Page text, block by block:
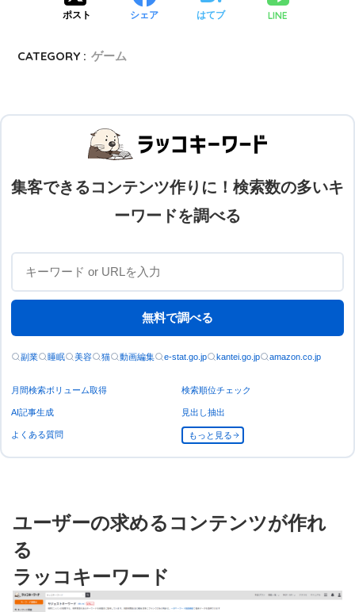
ポスト シェア はてブ LINE
CATEGORY : ゲーム
集客できるコンテンツ作りに！検索数の多いキ
ーワードを調べる
無料で調べる
副業 睡眠 美容 猫 動画編集 e-stat.go.jp kantei.go.jp amazon.co.jp
月間検索ボリューム取得 検索順位チェック
AI記事生成 見出し抽出
よくある質問 もっと見る
ユーザーの求めるコンテンツが作れ
る
ラッコキーワード